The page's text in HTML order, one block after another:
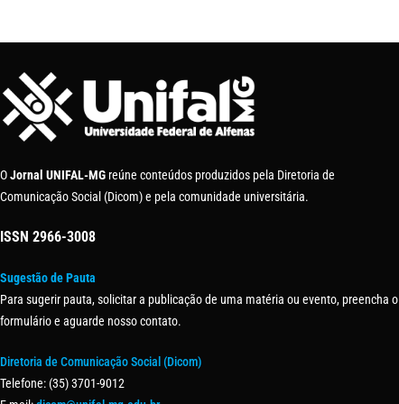
OJornal UNIFAL-MG reúne conteúdos produzidos pela Diretoria de
Comunicação Social (Dicom) e pela comunidade universitária.
ISSN 2966-3008
Sugestão de Pauta
Para sugerir pauta, solicitar a publicação de uma matéria ou evento, preencha o
formulário e aguarde nosso contato.
Diretoria de Comunicação Social (Dicom)
Telefone: (35) 3701-9012